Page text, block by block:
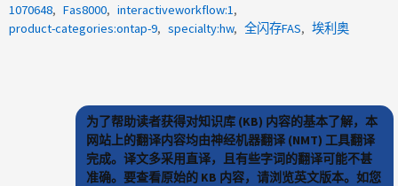
1070648
Fas8000
interactiveworkflow:1
product-categories:ontap-9
specialty:hw 全闪存FAS 埃利奥
为了帮助读者获得对知识库 (KB) 内容的基本了解，本
网站上的翻译内容均由神经机器翻译 (NMT) 工具翻译
完成。译文多采用直译，且有些字词的翻译可能不甚
准确。要查看原始的 KB 内容，请浏览英文版本。如您